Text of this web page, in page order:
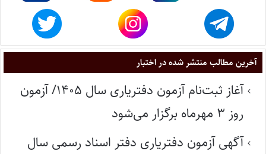
آخرین مطالب منتشر شده در اختبار
آغاز ثبت‌نام آزمون دفتریاری سال ۱۴۰۵/ آزمون
روز ۳ مهرماه برگزار می‌شود
آگهی آزمون دفتریاری دفتر اسناد رسمی سال